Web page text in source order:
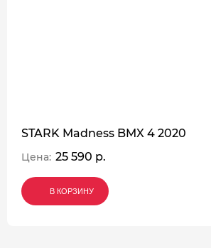
STARK Madness BMX 4 2020
Цена: 25 590 р.
В КОРЗИНУ
В КОРЗИНУ
В КОРЗИНУ